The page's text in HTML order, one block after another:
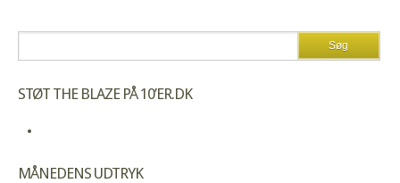
STØT THE BLAZE PÅ 10’ER.DK
MÅNEDENS UDTRYK